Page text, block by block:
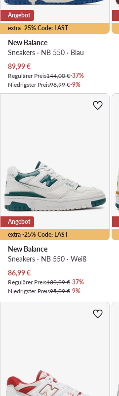
extra -25% Code: LAST
Angebot
New Balance
Sneakers · NB 550 · Blau
Aktueller Preis
89,99€
Regulärer Preis144,00 €-37%
Niedrigster Preis98,99 €-9%
extra -25% Code: LAST
Angebot
New Balance
Sneakers · NB 550 · Weiß
Aktueller Preis
86,99€
Regulärer Preis139,99 €-37%
Niedrigster Preis95,99 €-9%